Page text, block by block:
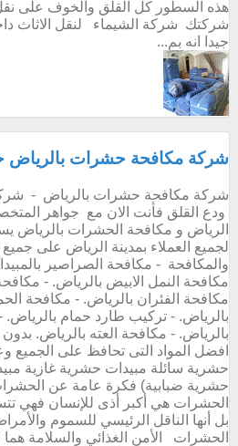
هذه السطور كل القلق والخوف على
شركتك شركة الشيماء لنقل الاثاث
جيدا انه بم...
شركة مكافحة حشرات بالرياض
شركة مكافحة حشرات بالرياض -
ودع القلق فأنت الان مع جواهر
لجميع العملاء بمدينة الرياض على
والمكافحة - مكافحة الصراصير
مكافحة النمل الابيض بالرياض. -
مكافحة الفئران بالرياض. - مكافحة
بالرياض. - تركيب طارد حمام
بالرياض. - مكافحة العته بالرياض.
افضل المواد التى تحافظ على الجميع
حشرية سائلة مبيدات حشرية غازية
حشرية ضبابية) فكرة عامة عن
الحشرات هي أكبر أذى للإنسان فهي
بل أنها الناقل الرئيسي للسموم
الحشرات الأمن الغذائي والسلامة